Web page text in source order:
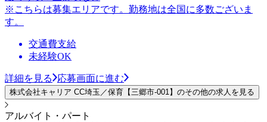
※こちらは募集エリアです。勤務地は全国に多数ございま
す。
交通費支給
未経験OK
詳細を見る 応募画面に進む
株式会社キャリア CC埼玉／保育【三郷市-001】のその他の求人を見る
アルバイト・パート